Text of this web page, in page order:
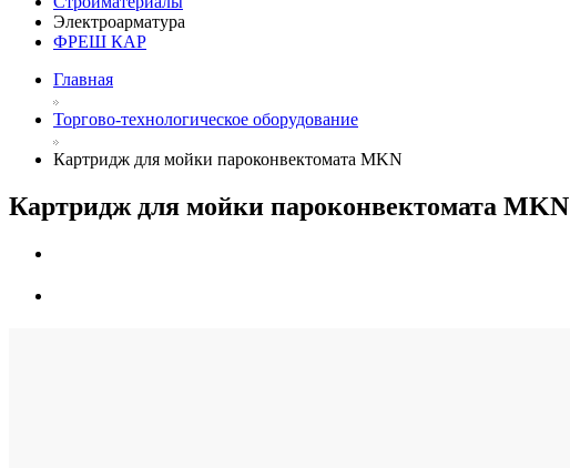
Электроарматура
ФРЕШ КАР
Главная
Торгово-технологическое оборудование
Картридж для мойки пароконвектомата MKN
Картридж для мойки пароконвектомата MKN